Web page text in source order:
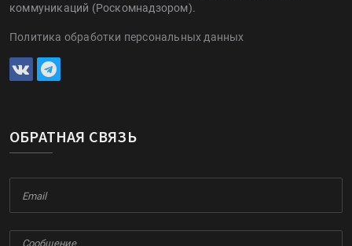
коммуникаций (Роскомнадзором).
Политика обработки персональных данных
ОБРАТНАЯ СВЯЗЬ